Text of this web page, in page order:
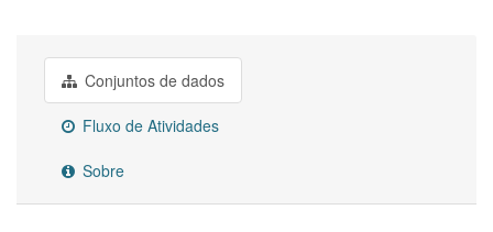
Conjuntos de dados
Fluxo de Atividades
Sobre